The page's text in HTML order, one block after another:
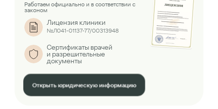
Работаем официально и в соответствии с
законом
Лицензия клиники
№Л041-01137-77/00313948
Сертификаты врачей
и разрешительные
документы
Открыть юридическую информацию